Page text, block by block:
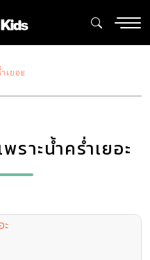
เยอะ
าะน้ำคร่ำเยอะ